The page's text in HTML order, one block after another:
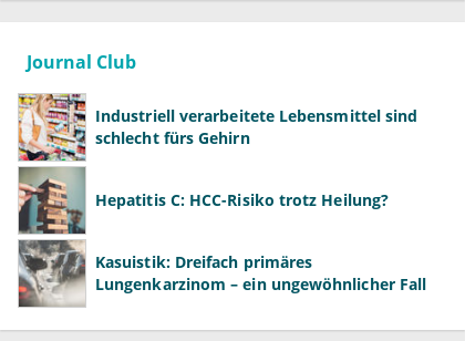
Journal Club
Industriell verarbeitete Lebensmittel sind
schlecht fürs Gehirn
Hepatitis C: HCC-Risiko trotz Heilung?
Kasuistik: Dreifach primäres
Lungenkarzinom – ein ungewöhnlicher Fall